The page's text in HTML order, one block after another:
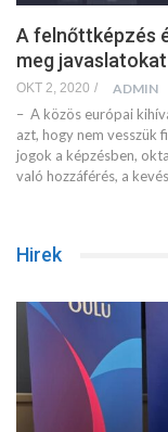
A felnőttképzés
meg
ADMIN
OKT 2, 2020
– A közös európai
azt, hogy nem vesszük
jogok a képzésben,
való hozzáférés, a
Hirek